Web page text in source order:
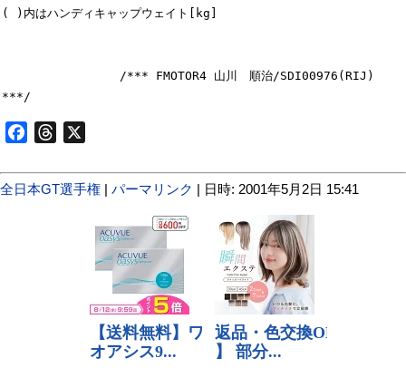
( )内はハンディキャップウェイト[kg]
/*** FMOTOR4 山川　順治/SDI00976(RIJ)
FacebookThreads
全日本GT選手権 | パーマリンク | 日時: 2001年5月2日 15:41